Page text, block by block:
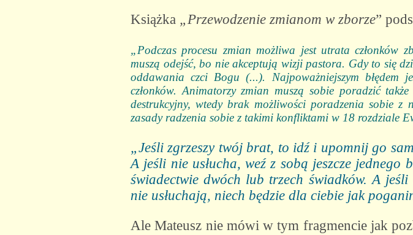
Książka „Przewodzenie zmianom w zborze”
„Podczas procesu zmian możliwa jest utrata członków
muszą odejść, bo nie akceptują wizji pastora. Gdy to się
oddawania czci Bogu (...). Najpoważniejszym
członków. Animatorzy zmian muszą sobie poradzić
destrukcyjny, wtedy brak możliwości poradzenia sobie z
zasady radzenia sobie z takimi konfliktami w 18 rozdziale
„Jeśli zgrzeszy twój brat, to idź i upomnij go
A jeśli nie usłucha, weź z sobą jeszcze
świadectwie dwóch lub trzech świadków. A
nie usłuchają, niech będzie dla ciebie jak
Ale Mateusz nie mówi w tym fragmencie jak